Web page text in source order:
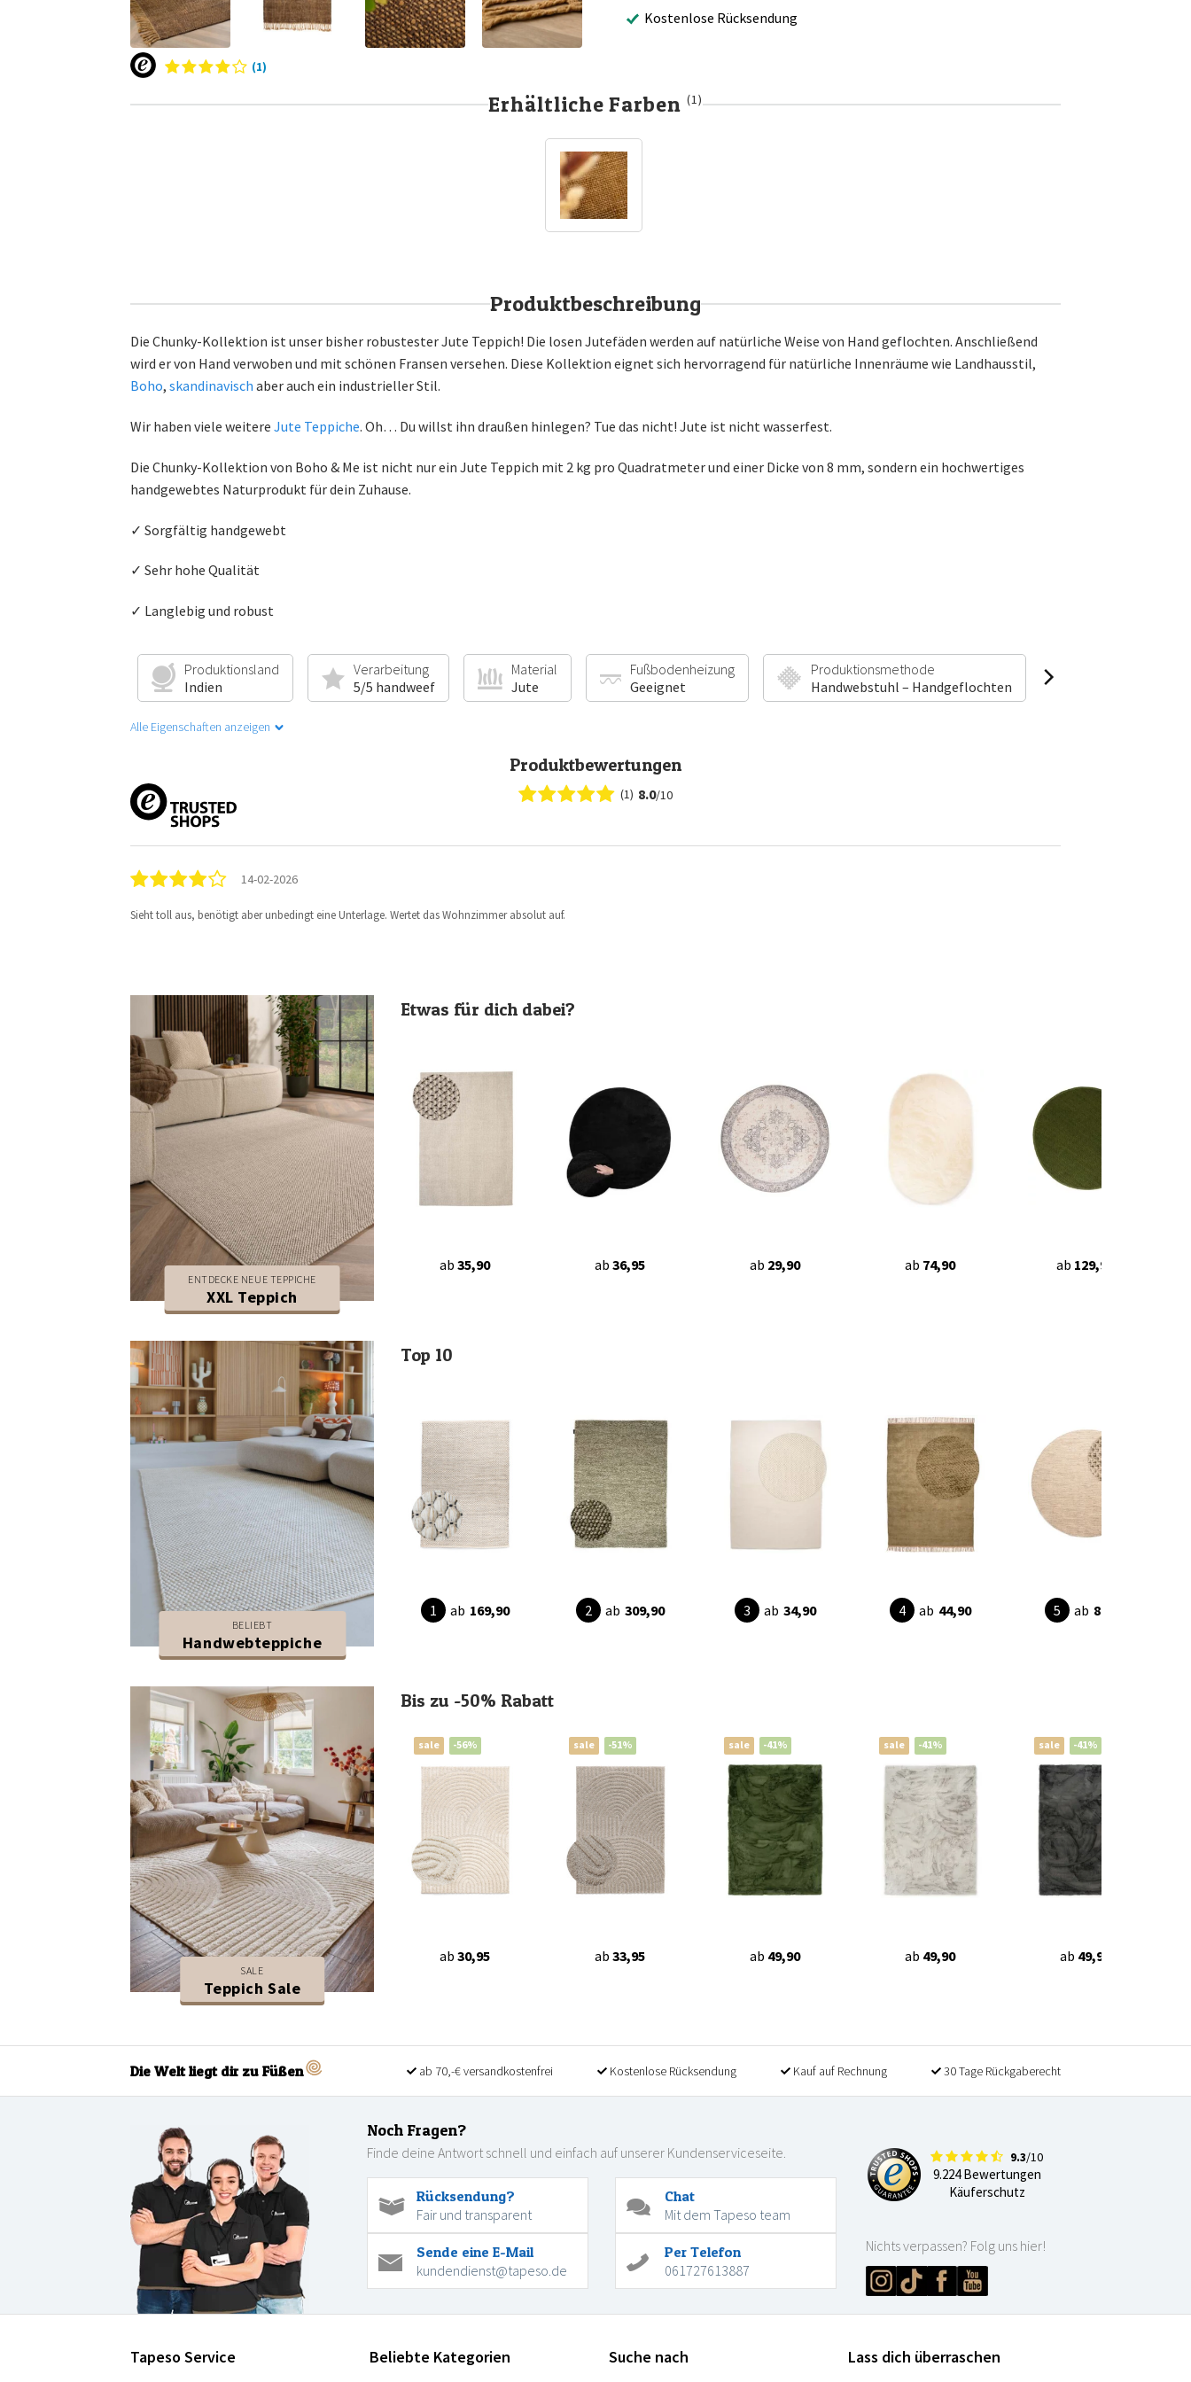
(1)
Kostenlose Rücksendung
Erhältliche Farben(1)
Produktbeschreibung
Die Chunky-Kollektion ist unser bisher robustester Jute Teppich! Die losen Jutefäden werden auf natürliche Weise von Hand geflochten. Anschließend
wird er von Hand verwoben und mit schönen Fransen versehen. Diese Kollektion eignet sich hervorragend für natürliche Innenräume wie Landhausstil,
Boho, skandinavisch aber auch ein industrieller Stil.
Wir haben viele weitere Jute Teppiche. Oh… Du willst ihn draußen hinlegen? Tue das nicht! Jute ist nicht wasserfest.
Die Chunky-Kollektion von Boho & Me ist nicht nur ein Jute Teppich mit 2 kg pro Quadratmeter und einer Dicke von 8 mm, sondern ein hochwertiges
handgewebtes Naturprodukt für dein Zuhause.
✓ Sorgfältig handgewebt
✓ Sehr hohe Qualität
✓ Langlebig und robust
Produktionsland
Indien
Verarbeitung
5/5 handweef
Material
Jute
Fußbodenheizung
Geeignet
Produktionsmethode
Handwebstuhl – Handgeflochten
Alle Eigenschaften anzeigen
Produktbewertungen
(1) 8.0/10
14-02-2026
Sieht toll aus, benötigt aber unbedingt eine Unterlage. Wertet das Wohnzimmer absolut auf.
ENTDECKE NEUE TEPPICHE
XXL Teppich
Etwas für dich dabei?
ab 35,90 ab 36,95 ab 29,90 ab 74,90 ab 129,90
BELIEBT
Handwebteppiche
Top 10
ab 169,90 ab 309,90 ab 34,90 ab 44,90 ab 89,90
SALE
Teppich Sale
Bis zu -50% Rabatt
sale -56%
ab 30,95
sale -51%
ab 33,95
sale -41%
ab 49,90
sale -41%
ab 49,90
sale -41%
ab 49,90
Die Welt liegt dir zu Füßen ab 70,-€ versandkostenfrei Kostenlose Rücksendung Kauf auf Rechnung 30 Tage Rückgaberecht
Noch Fragen?
Finde deine Antwort schnell und einfach auf unserer Kundenserviceseite.
Rücksendung?
Fair und transparent
Chat
Mit dem Tapeso team
Sende eine E-Mail
kundendienst@tapeso.de
Per Telefon
061727613887
9.3/10
9.224 Bewertungen
Käuferschutz
Nichts verpassen? Folg uns hier!
Tapeso Service Beliebte Kategorien Suche nach Lass dich überraschen